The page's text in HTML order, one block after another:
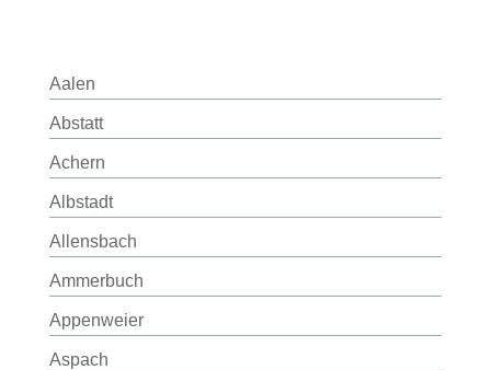
Aalen
Abstatt
Achern
Albstadt
Allensbach
Ammerbuch
Appenweier
Aspach